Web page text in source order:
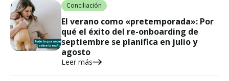
Conciliación
El verano como «pretemporada»: Por
qué el éxito del re-onboarding de
septiembre se planifica en julio y
agosto
Leer más